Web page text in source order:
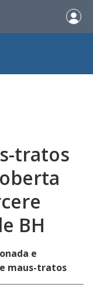
tratos
BH
e
maus-tratos